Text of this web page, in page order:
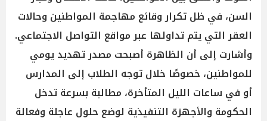
السن، في ظل تكرار وقائع مهاجمة المواطنين وحالات
العقر التي يتم تداولها عبر مواقع التواصل الاجتماعي.
وأشارت إلى أن الظاهرة أصبحت مصدر تهديد يومي
للمواطنين، خصوصًا خلال توجه الطلاب إلى المدارس
أو في ساعات الليل المتأخرة، مطالبة بسرعة تدخل
الحكومة والأجهزة التنفيذية لوضع حلول عاجلة وفعالة